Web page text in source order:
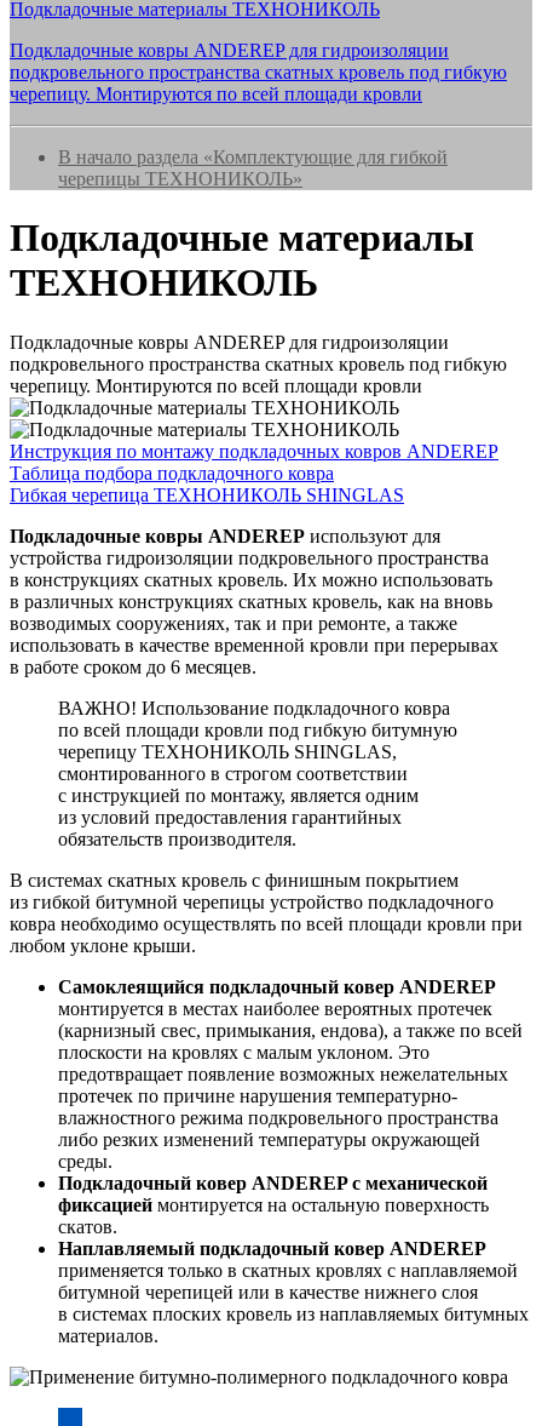
Подкладочные материалы ТЕХНОНИКОЛЬ
Подкладочные ковры ANDEREP для гидроизоляции
подкровельного пространства скатных кровель под гибкую
черепицу. Монтируются по всей площади кровли
В начало раздела «Комплектующие для гибкой
черепицы ТЕХНОНИКОЛЬ»
Подкладочные материалы
ТЕХНОНИКОЛЬ
Подкладочные ковры ANDEREP для гидроизоляции
подкровельного пространства скатных кровель под гибкую
черепицу. Монтируются по всей площади кровли
Инструкция по монтажу подкладочных ковров ANDEREP
Таблица подбора подкладочного ковра
Гибкая черепица ТЕХНОНИКОЛЬ SHINGLAS
Подкладочные ковры ANDEREP используют для
устройства гидроизоляции подкровельного пространства
в конструкциях скатных кровель. Их можно использовать
в различных конструкциях скатных кровель, как на вновь
возводимых сооружениях, так и при ремонте, а также
использовать в качестве временной кровли при перерывах
в работе сроком до 6 месяцев.
ВАЖНО! Использование подкладочного ковра
по всей площади кровли под гибкую битумную
черепицу ТЕХНОНИКОЛЬ SHINGLAS,
смонтированного в строгом соответствии
с инструкцией по монтажу, является одним
из условий предоставления гарантийных
обязательств производителя.
В системах скатных кровель с финишным покрытием
из гибкой битумной черепицы устройство подкладочного
ковра необходимо осуществлять по всей площади кровли при
любом уклоне крыши.
Самоклеящийся подкладочный ковер ANDEREP
монтируется в местах наиболее вероятных протечек
(карнизный свес, примыкания, ендова), а также по всей
плоскости на кровлях с малым уклоном. Это
предотвращает появление возможных нежелательных
протечек по причине нарушения температурно-
влажностного режима подкровельного пространства
либо резких изменений температуры окружающей
среды.
Подкладочный ковер ANDEREP с механической
фиксацией монтируется на остальную поверхность
скатов.
Наплавляемый подкладочный ковер ANDEREP
применяется только в скатных кровлях с наплавляемой
битумной черепицей или в качестве нижнего слоя
в системах плоских кровель из наплавляемых битумных
материалов.